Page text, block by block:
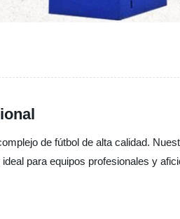
de fútbol de alta calidad.
para equipos profesionales y